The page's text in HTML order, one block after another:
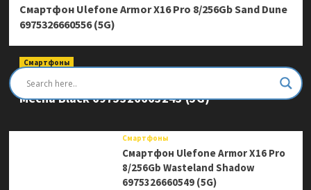
Смартфон Ulefone Armor X16 Pro 8/256Gb Sand Dune
6975326660556 (5G)
Смартфоны
Смартфон Ulefone Armor Mini 20 Pro 8/256Gb
Mecha Black 6975326663243 (5G)
Смартфоны
Смартфон Ulefone Armor X16 Pro
8/256Gb Wasteland Shadow
6975326660549 (5G)